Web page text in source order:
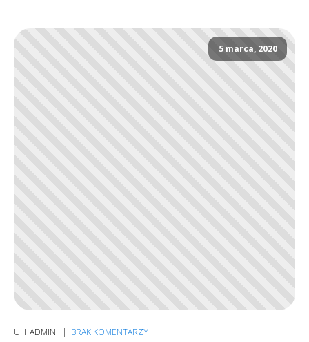
5 marca, 2020
UH_ADMIN BRAK KOMENTARZY